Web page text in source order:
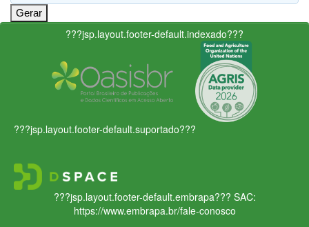
???jsp.layout.footer-default.indexado???
???jsp.layout.footer-default.suportado???
???jsp.layout.footer-default.embrapa??? SAC:
https://www.embrapa.br/fale-conosco